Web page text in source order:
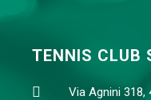
TENNIS CLUB
Via Agnini 318,